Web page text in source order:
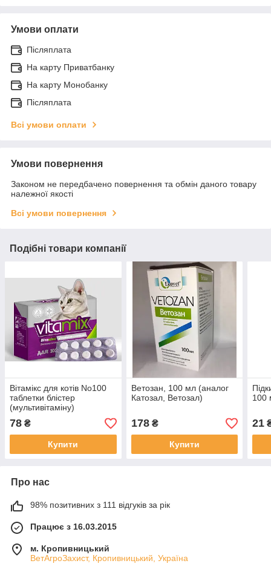
Умови оплати
Післяплата
На карту Приватбанку
На карту Монобанку
Післяплата
Всі умови оплати
Умови повернення
Законом не передбачено повернення та обмін даного товару
належної якості
Всі умови повернення
Подібні товари компанії
Вітамікс для котів No100
таблетки блістер
(мультивітаміну)
78 ₴
Купити
Ветозан, 100 мл (аналог
Катозал, Ветозал)
178₴
Купити
100
21
Про нас
98% позитивних з 111 відгуків за рік
Працює з 16.03.2015
м. Кропивницький
ВетАгроЗахист, Кропивницький, Україна